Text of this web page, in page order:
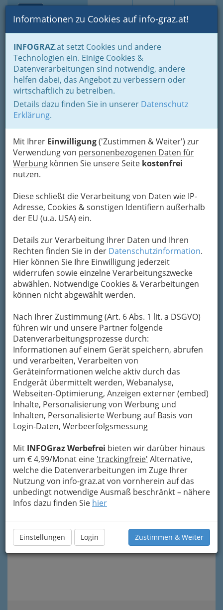
Suche Login Toggle
Informationen zu Cookies auf info-graz.at!
INFOGRAZ.at setzt Cookies und andere
Technologien ein. Einige Cookies &
Datenverarbeitungen sind notwendig, andere
helfen dabei, das Angebot zu verbessern oder
wirtschaftlich zu betreiben.
Details dazu finden Sie in unserer Datenschutz
Erklärung.
Mit Ihrer Einwilligung('Zustimmen & Weiter') zur
Verwendung von personenbezogenen Daten für
Werbung können Sie unsere Seite kostenfrei
nutzen.
Diese schließt die Verarbeitung von Daten wie IP-
Adresse, Cookies & sonstigen Identifiern außerhalb
der EU (u.a. USA) ein.
Details zur Verarbeitung Ihrer Daten und Ihren
Rechten finden Sie in der Datenschutzinformation.
Hier können Sie Ihre Einwilligung jederzeit
widerrufen sowie einzelne Verarbeitungszwecke
abwählen. Notwendige Cookies & Verarbeitungen
können nicht abgewählt werden.
Nach Ihrer Zustimmung (Art. 6 Abs. 1 lit. a DSGVO)
führen wir und unsere Partner folgende
Datenverarbeitungsprozesse durch:
Informationen auf einem Gerät speichern, abrufen
und verarbeiten, Verarbeiten von
Geräteinformationen welche aktiv durch das
Endgerät übermittelt werden, Webanalyse,
Webseiten-Optimierung, Anzeigen externer (embed)
Inhalte, Personalisierung von Werbung und
Inhalten, Personalisierte Werbung auf Basis von
Login-Daten, Werbeerfolgsmessung
Mit INFOGraz Werbefrei bieten wir darüber hinaus
um € 4,99/Monat eine 'trackingfreie' Alternative,
welche die Datenverarbeitungen im Zuge Ihrer
Nutzung von info-graz.at von vornherein auf das
unbedingt notwendige Ausmaß beschränkt – nähere
Infos dazu finden Sie hier
Einstellungen Login Zustimmen & Weiter
Home Branchen Freizeit & Sport
Frau von heute
Frau & Kind: Mutter ist die erste Bezugsperson
Kindergärten in Graz und Umgebung
Kindergärten Graz und
Umgebung - Gute
Kindertagesstätten sind
Mangelware
Kindergärtensind eine wichtige
Bereicherung für diesoziale
Entwicklung des Kindes
Spielend lernt es, sichin Guppen einzuordnen,
durch Basteln seine Fingermotorik besser zu
entwickeln und mit anderen Menschen
umzugehen.
Außerdem wird einbesserer Einstieg in die
Schulemöglich. Auf dieser Seite finden Sie die
Kindergärten und Krabbelstubenübersichtlich
zusammengefasst.